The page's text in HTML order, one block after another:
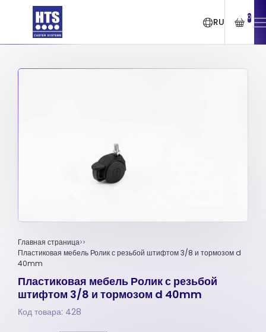
RU 0
Главная страница
Пластиковая мебель Ролик с резьбой штифтом 3/8 и тормозом d
40mm
Пластиковая мебель Ролик с резьбой
штифтом 3/8 и тормозом d 40mm
Код товара: 428